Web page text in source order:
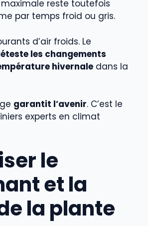
reste toutefois
par temps froid ou gris.
d’air froids. Le
les changements
hivernale dans la
garantit l’avenir. C’est le
experts en climat
le
et la
la plante